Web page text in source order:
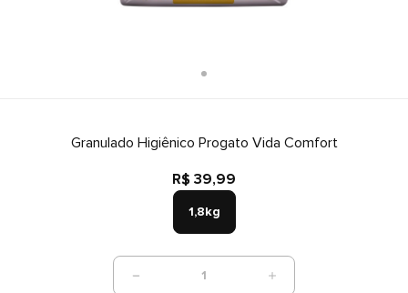
Granulado Higiênico Progato Vida Comfort
R$ 39,99
1,8kg
1